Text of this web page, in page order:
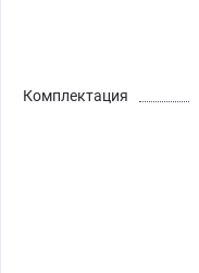
Комплектация